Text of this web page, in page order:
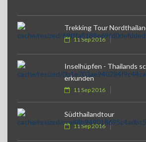
Trekking Tour
11 Sep 2016
Inselhüpfen - Thailands
erkunden
11 Sep 2016
Südthailandtour
11 Sep 2016